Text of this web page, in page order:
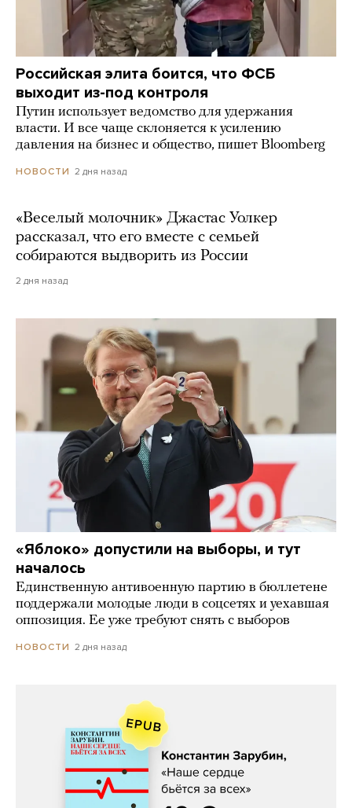
Российская элита боится, что ФСБ
выходит из-под контроля
Путин использует ведомство для удержания
власти. И все чаще склоняется к усилению
давления на бизнес и общество, пишет Bloomberg
НОВОСТИ 2 дня назад
«Веселый молочник» Джастас Уолкер
рассказал, что его вместе с семьей
собираются выдворить из России
2 дня назад
«Яблоко» допустили на выборы, и тут
началось
Единственную антивоенную партию в бюллетене
поддержали молодые люди в соцсетях и уехавшая
оппозиция. Ее уже требуют снять с выборов
НОВОСТИ 2 дня назад